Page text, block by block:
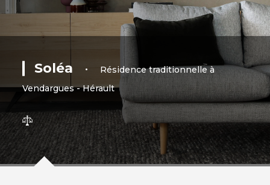
Soléa •
Résidence traditionnelle à
Vendargues - Hérault